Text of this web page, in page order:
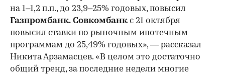
на 1–1,2 п.п., до 23,9–25% годовых, повысил
Газпромбанк. Совкомбанк с 21 октября
повысил ставки по рыночным ипотечным
программам до 25,49% годовых», — рассказал
Никита Арзамасцев. «В целом это достаточно
общий тренд, за последние недели многие